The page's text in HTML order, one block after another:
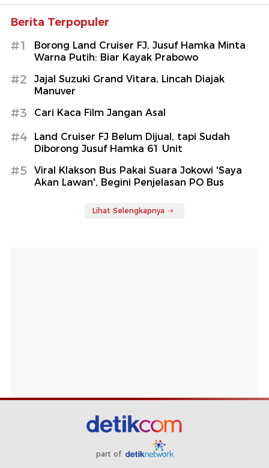
Berita Terpopuler
#1
Borong Land Cruiser FJ, Jusuf Hamka Minta
Warna Putih: Biar Kayak Prabowo
#2
Jajal Suzuki Grand Vitara, Lincah Diajak
Manuver
#3 Cari Kaca Film Jangan Asal
#4
Land Cruiser FJ Belum Dijual, tapi Sudah
Diborong Jusuf Hamka 61 Unit
#5
Viral Klakson Bus Pakai Suara Jokowi 'Saya
Akan Lawan', Begini Penjelasan PO Bus
Lihat Selengkapnya
part of